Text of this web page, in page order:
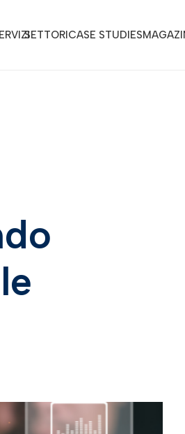
SETTORICASE STUDIES